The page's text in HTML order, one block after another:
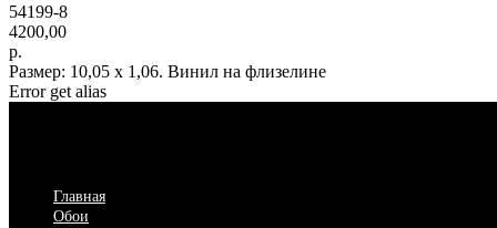
54199-8
4200,00
р.
Размер: 10,05 х 1,06. Винил на флизелине
Error get alias
Главная
Обои